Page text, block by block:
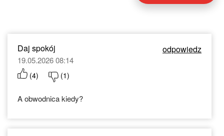
Daj spokój odpowiedz
19.05.2026 08:14
(4) (1)
A obwodnica kiedy?